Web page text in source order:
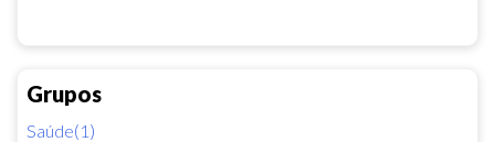
Grupos
Saúde(1)